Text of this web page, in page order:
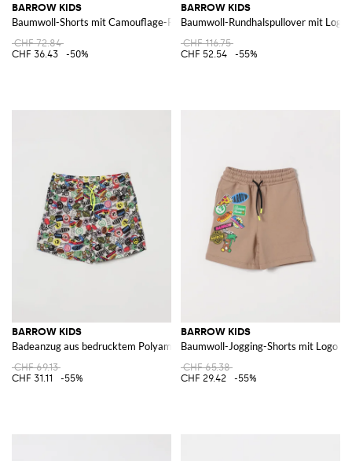
BARROW KIDS
Baumwoll-Shorts mit Camouflage-Print
CHF 72.84
CHF 36.43
-50%
BARROW KIDS
Baumwoll-Rundhalspullover mit Logo
CHF 116.75
CHF 52.54
-55%
BARROW KIDS
Badeanzug aus bedrucktem Polyamid
CHF 69.13
CHF 31.11
-55%
BARROW KIDS
Baumwoll-Jogging-Shorts mit Logo
CHF 65.38
CHF 29.42
-55%